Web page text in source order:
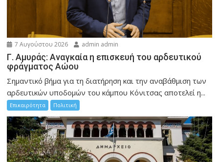
7 Αυγούστου 2026 admin admin
Γ. Αμυράς: Αναγκαία η επισκευή του αρδευτικού
φράγματος Αώου
Σημαντικό βήμα για τη διατήρηση και την αναβάθμιση των
αρδευτικών υποδομών του κάμπου Κόνιτσας αποτελεί η...
Επικαιρότητα Πολιτική